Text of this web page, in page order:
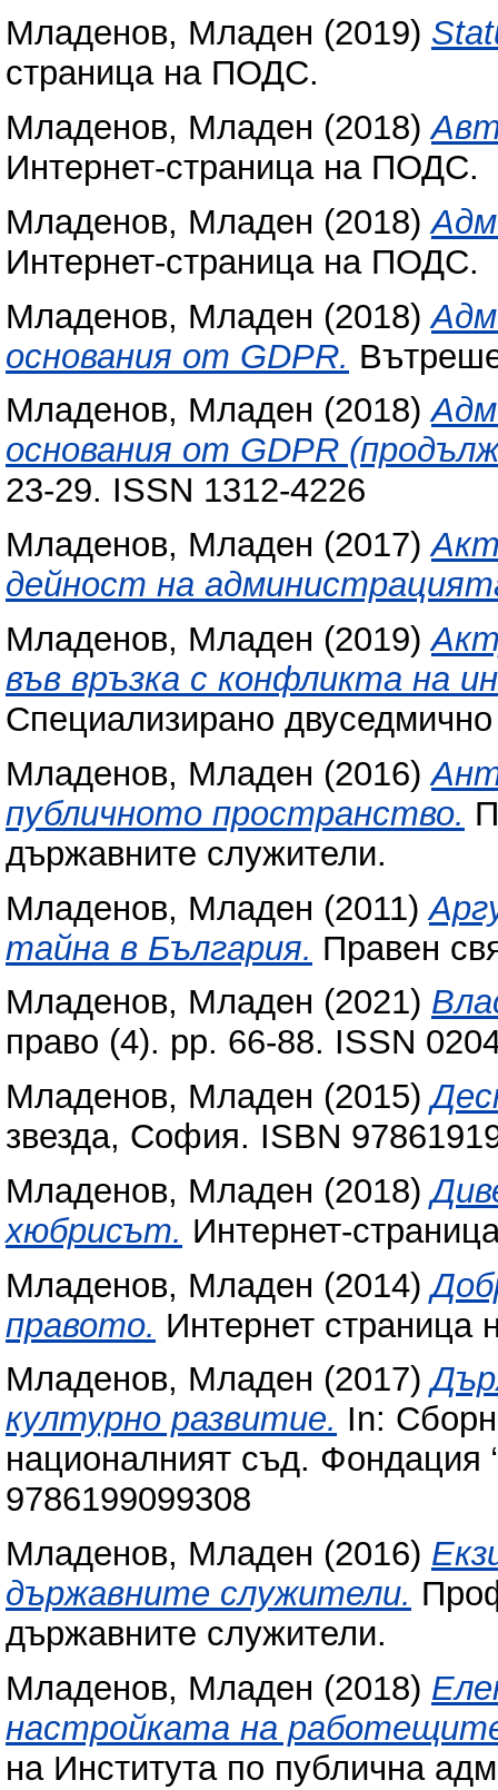
Младенов, Младен (2019)
страница на ПОДС.
Младенов, Младен (2018)
Интернет-страница на ПОДС.
Младенов, Младен (2018)
Интернет-страница на ПОДС.
Младенов, Младен (2018)
основания от GDPR.
Младенов, Младен (2018)
основания от GDPR
23-29. ISSN 1312-4226
Младенов, Младен (2017)
дейност на
Младенов, Младен (2019)
във връзка с конфликта на
Специализирано
Младенов, Младен (2016)
публичното пространство.
държавните служители.
Младенов, Младен (2011)
тайна в България. Правен
Младенов, Младен (2021)
право (4). pp. 66-88. ISSN
Младенов, Младен (2015)
звезда, София. ISBN
Младенов, Младен (2018)
хюбрисът. Интернет-
Младенов, Младен (2014)
правото. Интернет
Младенов, Младен (2017)
културно развитие. In:
националният съд.
9786199099308
Младенов, Младен (2016)
държавните служители.
държавните служители.
Младенов, Младен (2018)
настройката на
на Института по публична